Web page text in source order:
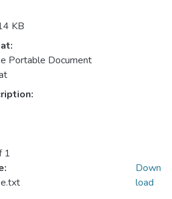
KB
Portable Document
1
Down
load